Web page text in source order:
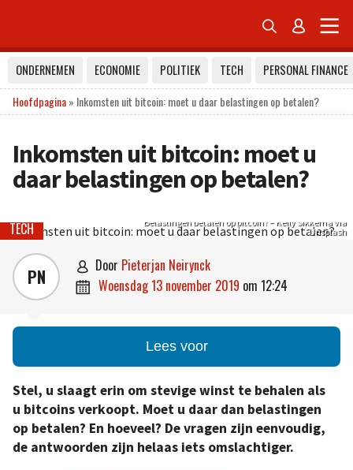
 
ONDERNEMEN ECONOMIE POLITIEK TECH
PERSONAL FINANCE
Hoofdpagina» Inkomsten uit bitcoin: moet u daar belastingen op betalen?
Inkomsten uit bitcoin: moet u
daar belastingen op betalen?
Belastingen betalen op bitcoin? – Kelly Sikkema via
Unsplash
TECH
PN  door Pieterjan Neirynck
 woensdag 13 november 2019 om 12:24
Lees voor
Stel, u slaagt erin om stevige winst te behalen als
u bitcoins verkoopt. Moet u daar dan belastingen
op betalen? En hoeveel? De vragen zijn eenvoudig,
de antwoorden zijn helaas iets omslachtiger.